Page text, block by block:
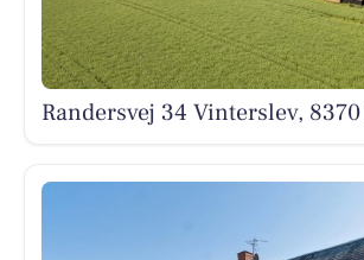
Randersvej 34 Vinterslev,